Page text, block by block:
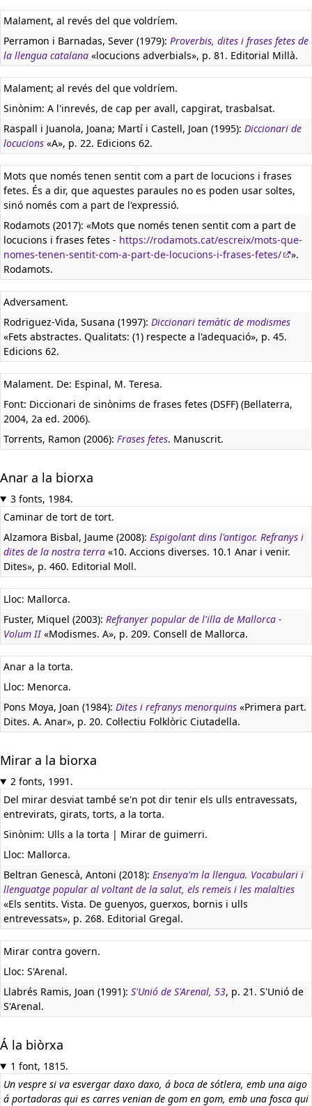
Malament, al revés del que voldríem.
Perramon i Barnadas, Sever (1979): Proverbis, dites i frases fetes de
la llengua catalana «locucions adverbials», p. 81. Editorial Millà.
Malament; al revés del que voldríem.
Sinònim: A l'inrevés, de cap per avall, capgirat, trasbalsat.
Raspall i Juanola, Joana; Martí i Castell, Joan (1995): Diccionari de
locucions «A», p. 22. Edicions 62.
Mots que només tenen sentit com a part de locucions i frases
fetes. És a dir, que aquestes paraules no es poden usar soltes,
sinó només com a part de l'expressió.
Rodamots (2017): «Mots que només tenen sentit com a part de
locucions i frases fetes - https://rodamots.cat/escreix/mots-que-
nomes-tenen-sentit-com-a-part-de-locucions-i-frases-fetes/
».
Rodamots.
Adversament.
Rodriguez-Vida, Susana (1997): Diccionari temàtic de modismes
«Fets abstractes. Qualitats: (1) respecte a l'adequació», p. 45.
Edicions 62.
Malament. De: Espinal, M. Teresa.
Font: Diccionari de sinònims de frases fetes (DSFF) (Bellaterra,
2004, 2a ed. 2006).
Torrents, Ramon (2006): Frases fetes. Manuscrit.
Anar a la biorxa
3 fonts, 1984.
Caminar de tort de tort.
Alzamora Bisbal, Jaume (2008): Espigolant dins l'antigor. Refranys i
dites de la nostra terra «10. Accions diverses. 10.1 Anar i venir.
Dites», p. 460. Editorial Moll.
Lloc: Mallorca.
Fuster, Miquel (2003): Refranyer popular de l'illa de Mallorca -
Volum II«Modismes. A», p. 209. Consell de Mallorca.
Anar a la torta.
Lloc: Menorca.
Pons Moya, Joan (1984): Dites i refranys menorquins «Primera part.
Dites. A. Anar», p. 20. Col·lectiu Folklòric Ciutadella.
Mirar a la biorxa
2 fonts, 1991.
Del mirar desviat també se'n pot dir tenir els ulls entravessats,
entrevirats, girats, torts, a la torta.
Sinònim: Ulls a la torta | Mirar de guimerri.
Lloc: Mallorca.
Beltran Genescà, Antoni (2018): Ensenya'm la llengua. Vocabulari i
llenguatge popular al voltant de la salut, els remeis i les malalties
«Els sentits. Vista. De guenyos, guerxos, bornis i ulls
entrevessats», p. 268. Editorial Gregal.
Mirar contra govern.
Lloc: S'Arenal.
Llabrés Ramis, Joan (1991): S'Unió de S'Arenal, 53, p. 21. S'Unió de
S'Arenal.
Á la biòrxa
1 font, 1815.
Un vespre si va esvergar daxo daxo, á boca de sótlera, emb una aigo
á portadoras qui es carres venian de gom en gom, emb una fosca qui